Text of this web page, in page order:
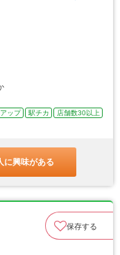
ップ 駅チカ
店舗数30以上
に興味がある
保存する